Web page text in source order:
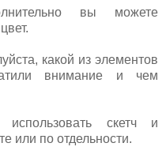
вы можете
какой из элементов
внимание и чем
скетч и
или по отдельности.